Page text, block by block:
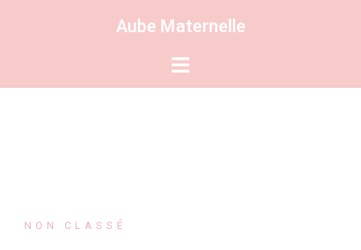
Aube Maternelle
NON CLASSÉ